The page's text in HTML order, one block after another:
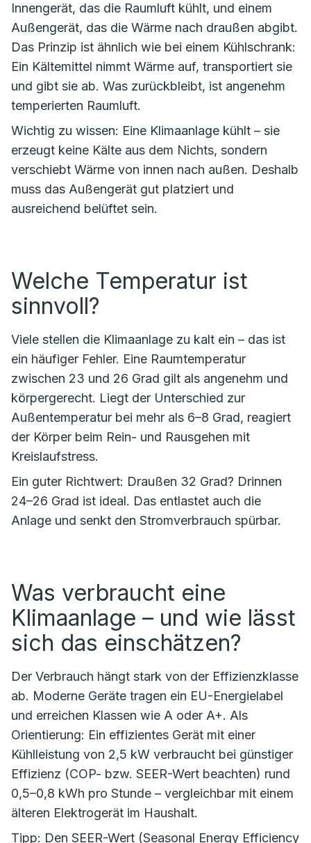
Innengerät, das die Raumluft kühlt, und einem
Außengerät, das die Wärme nach draußen abgibt.
Das Prinzip ist ähnlich wie bei einem Kühlschrank:
Ein Kältemittel nimmt Wärme auf, transportiert sie
und gibt sie ab. Was zurückbleibt, ist angenehm
temperierten Raumluft.
Wichtig zu wissen: Eine Klimaanlage kühlt – sie
erzeugt keine Kälte aus dem Nichts, sondern
verschiebt Wärme von innen nach außen. Deshalb
muss das Außengerät gut platziert und
ausreichend belüftet sein.
Welche Temperatur ist
sinnvoll?
Viele stellen die Klimaanlage zu kalt ein – das ist
ein häufiger Fehler. Eine Raumtemperatur
zwischen 23 und 26 Grad gilt als angenehm und
körpergerecht. Liegt der Unterschied zur
Außentemperatur bei mehr als 6–8 Grad, reagiert
der Körper beim Rein- und Rausgehen mit
Kreislaufstress.
Ein guter Richtwert: Draußen 32 Grad? Drinnen
24–26 Grad ist ideal. Das entlastet auch die
Anlage und senkt den Stromverbrauch spürbar.
Was verbraucht eine
Klimaanlage – und wie lässt
sich das einschätzen?
Der Verbrauch hängt stark von der Effizienzklasse
ab. Moderne Geräte tragen ein EU-Energielabel
und erreichen Klassen wie A oder A+. Als
Orientierung: Ein effizientes Gerät mit einer
Kühlleistung von 2,5 kW verbraucht bei günstiger
Effizienz (COP- bzw. SEER-Wert beachten) rund
0,5–0,8 kWh pro Stunde – vergleichbar mit einem
älteren Elektrogerät im Haushalt.
Tipp: Den SEER-Wert (Seasonal Energy Efficiency